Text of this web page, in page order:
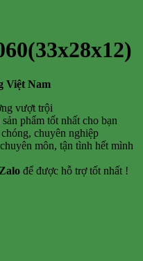
Việt Nam
vượt trội
phẩm tốt nhất cho bạn
chuyên nghiệp
môn, tận tình hết mình
Zalo để được hỗ trợ tốt nhất !